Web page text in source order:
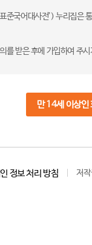
준국어대사전’) 누리집
를 받은 후에 가입하여 주
만 14세 이상인
정보 처리 방침 저